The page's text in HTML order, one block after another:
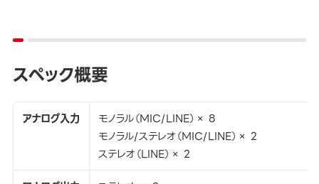
スペック概要
アナログ入力
モノラル（MIC/LINE）× 8
モノラル/ステレオ（MIC/LINE）× 2
ステレオ（LINE）× 2